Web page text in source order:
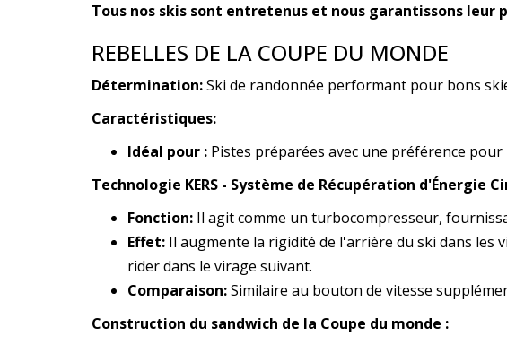
Tous nos skis sont entretenus et nous garantissons
REBELLES DE LA COUPE DU MONDE
Détermination:Ski de randonnée performant pour bons
Caractéristiques:
Idéal pour : Pistes préparées avec une préférence
Technologie KERS - Système de Récupération d'Énergie
Fonction: Il agit comme un turbocompresseur,
Effet: Il augmente la rigidité de l'arrière du ski dans les
rider dans le virage suivant.
Comparaison:Similaire au bouton de vitesse
Construction du sandwich de la Coupe du monde :